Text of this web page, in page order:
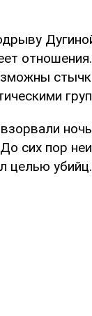
сих пор
целью убийц.